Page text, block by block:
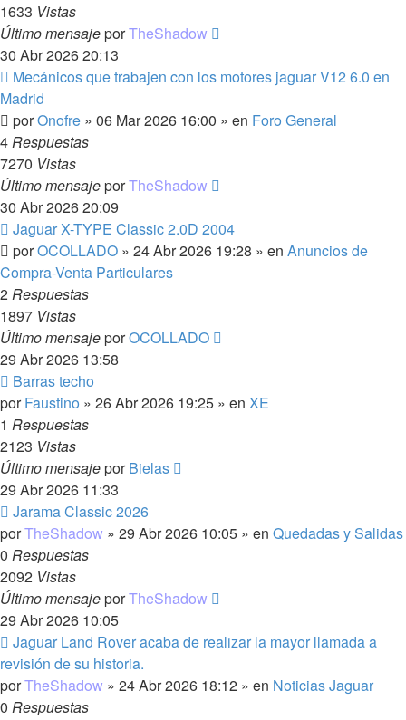
1633 Vistas
Último mensajeporTheShadow
30 Abr 2026 20:13
Nuevo
mensaje
Mecánicos que trabajen con los motores jaguar V12 6.0 en
Madrid
porOnofre » 06 Mar 2026 16:00 » en Foro General
4Respuestas
7270 Vistas
Último mensajeporTheShadow
30 Abr 2026 20:09
Nuevo
mensaje
Jaguar X-TYPE Classic 2.0D 2004
porOCOLLADO » 24 Abr 2026 19:28 » en Anuncios de
Compra-Venta Particulares
2Respuestas
1897 Vistas
Último mensajeporOCOLLADO
29 Abr 2026 13:58
Nuevo
mensaje
Barras techo
porFaustino » 26 Abr 2026 19:25 » en XE
1 Respuestas
2123 Vistas
Último mensajeporBielas
29 Abr 2026 11:33
Nuevo
mensaje
Jarama Classic 2026
porTheShadow » 29 Abr 2026 10:05 » en Quedadas y Salidas
0 Respuestas
2092 Vistas
Último mensajeporTheShadow
29 Abr 2026 10:05
Nuevo
mensaje
Jaguar Land Rover acaba de realizar la mayor llamada a
revisión de su historia.
porTheShadow » 24 Abr 2026 18:12 » en Noticias Jaguar
0 Respuestas